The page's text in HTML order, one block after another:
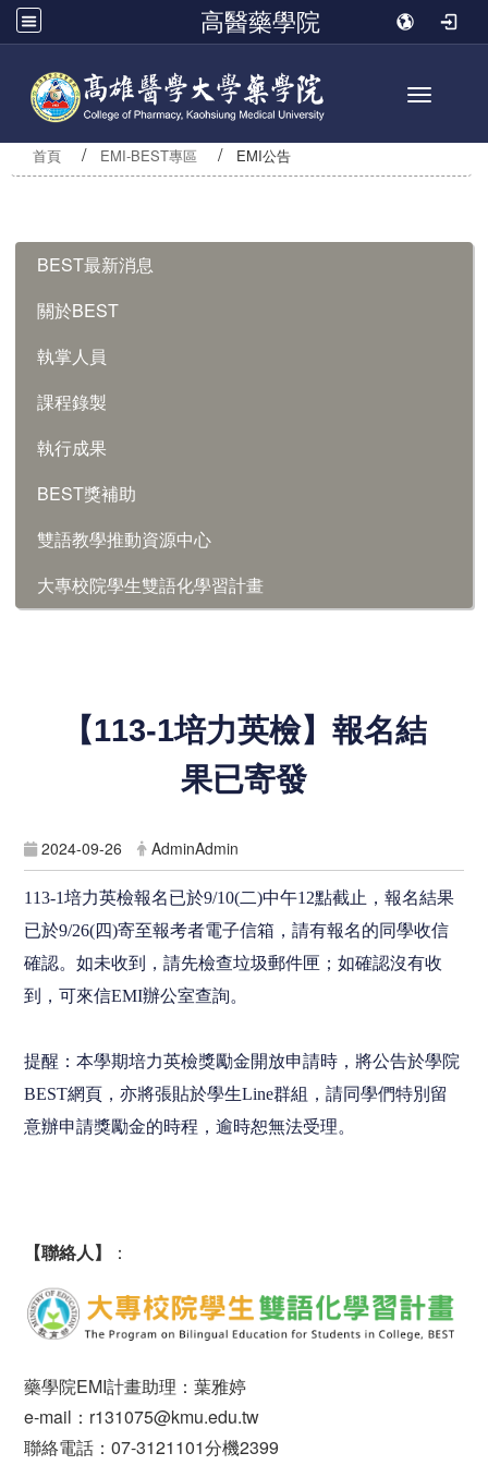
高醫藥學院
Toggle
首頁 EMI-BEST專區 EMI公告
BEST最新消息
關於BEST
執掌人員
課程錄製
執行成果
BEST獎補助
雙語教學推動資源中心
大專校院學生雙語化學習計畫
【113-1培力英檢】報名結
果已寄發
2024-09-26 AdminAdmin
113-1培力英檢報名已於9/10(二)中午12點截止，報名結果
已於9/26(四)寄至報考者電子信箱，請有報名的同學收信
確認。如未收到，請先檢查垃圾郵件匣；如確認沒有收
到，可來信EMI辦公室查詢。
提醒：本學期培力英檢獎勵金開放申請時，將公告於學院
BEST網頁，亦將張貼於學生Line群組，請同學們特別留
意辦申請獎勵金的時程，逾時恕無法受理。
【聯絡人】 ：
藥學院EMI計畫助理：葉雅婷
e-mail：r131075@kmu.edu.tw
聯絡電話：07-3121101分機2399